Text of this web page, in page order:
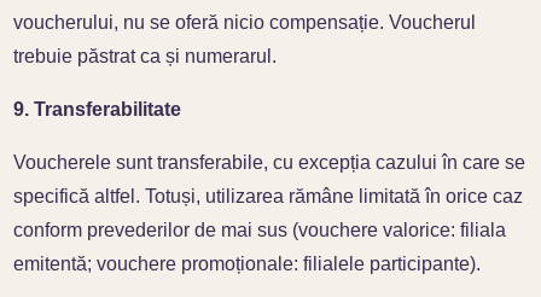
voucherului, nu se oferă nicio compensație. Voucherul
trebuie păstrat ca și numerarul.
9. Transferabilitate
Voucherele sunt transferabile, cu excepția cazului în care se
specifică altfel. Totuși, utilizarea rămâne limitată în orice caz
conform prevederilor de mai sus (vouchere valorice: filiala
emitentă; vouchere promoționale: filialele participante).